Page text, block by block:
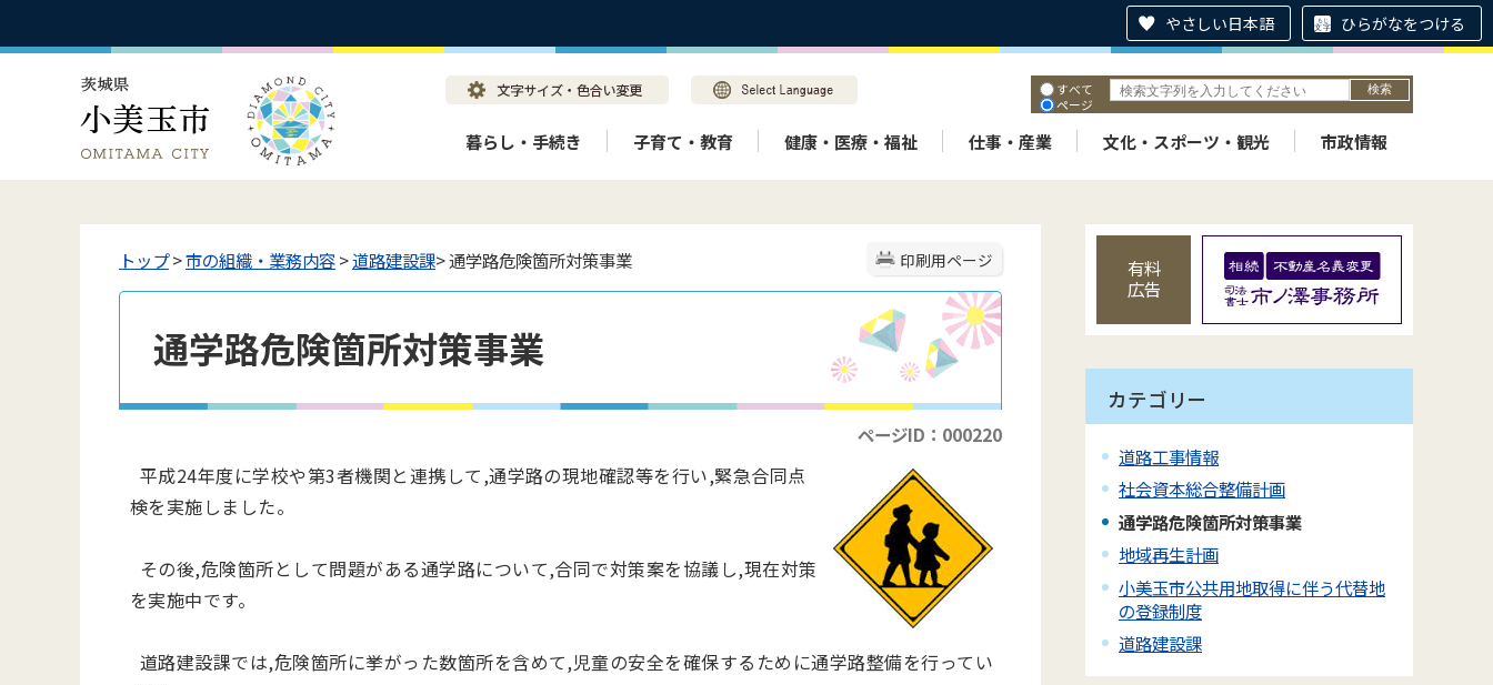
やさしい日本語 ひらがなをつける
すべて
ページ
暮らし・手続き 子育て・教育 健康・医療・福祉 仕事・産業 文化・スポーツ・観光 市政情報
印刷用ページ
トップ>市の組織・業務内容>道路建設課> 通学路危険箇所対策事業
通学路危険箇所対策事業
ページID：000220
平成24年度に学校や第3者機関と連携して,通学路の現地確認等を行い,緊急合同点
検を実施しました。
その後,危険箇所として問題がある通学路について,合同で対策案を協議し,現在対策
を実施中です。
道路建設課では,危険箇所に挙がった数箇所を含めて,児童の安全を確保するために通学路整備を行ってい
有料
広告
カテゴリー
道路工事情報
社会資本総合整備計画
通学路危険箇所対策事業
地域再生計画
小美玉市公共用地取得に伴う代替地
の登録制度
道路建設課